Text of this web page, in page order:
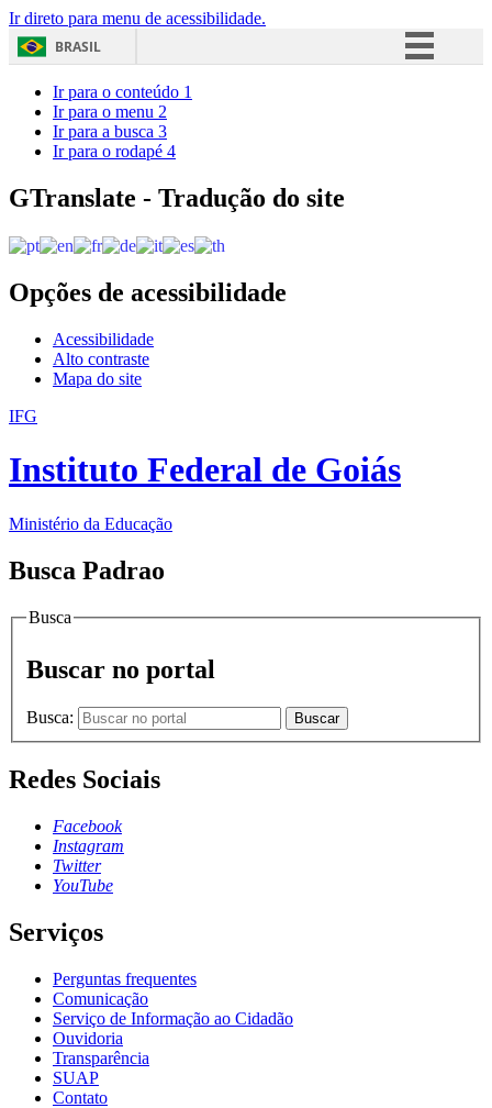
Ir direto para menu de acessibilidade.
BRASIL
Acesso à informação
Ir para o conteúdo 1
Ir para o menu 2
Ir para a busca 3
Ir para o rodapé 4
GTranslate - Tradução do site
Opções de acessibilidade
Acessibilidade
Alto contraste
Mapa do site
IFG
Instituto Federal de Goiás
Ministério da Educação
Busca Padrao
Busca
Buscar no portal
Busca: Buscar
Redes Sociais
Facebook
Instagram
Twitter
YouTube
Serviços
Perguntas frequentes
Comunicação
Serviço de Informação ao Cidadão
Ouvidoria
Transparência
SUAP
Contato